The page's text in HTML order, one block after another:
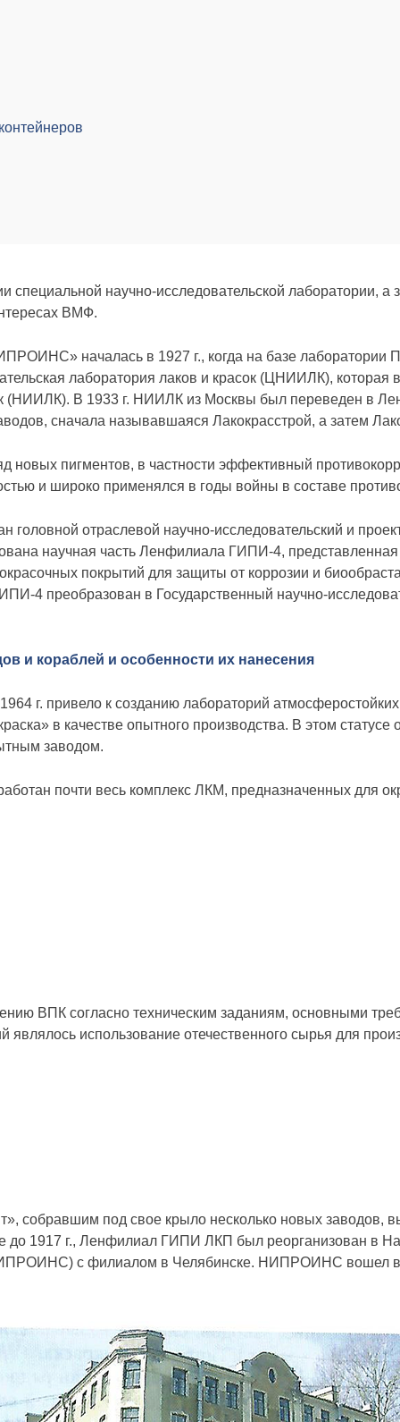
научно-исследовательской лаборатории, а
ВМФ.
началась в 1927 г., когда на базе лаборатории
лаборатория лаков и красок (ЦНИИЛК), которая
(НИИЛК). В 1933 г. НИИЛК из Москвы был переведен в
сначала называвшаяся Лакокрасстрой, а затем
пигментов, в частности эффективный
и широко применялся в годы войны в составе
отраслевой научно-исследовательский и
научная часть Ленфилиала ГИПИ-4,
покрытий для защиты от коррозии и
4 преобразован в Государственный научно-
и кораблей и особенности их нанесения
г. привело к созданию лабораторий
в качестве опытного производства. В этом статусе
заводом.
почти весь комплекс ЛКМ, предназначенных для
ВПК согласно техническим заданиям, основными
использование отечественного сырья для
собравшим под свое крыло несколько новых
1917 г., Ленфилиал ГИПИ ЛКП был реорганизован в
с филиалом в Челябинске. НИПРОИНС вошел в